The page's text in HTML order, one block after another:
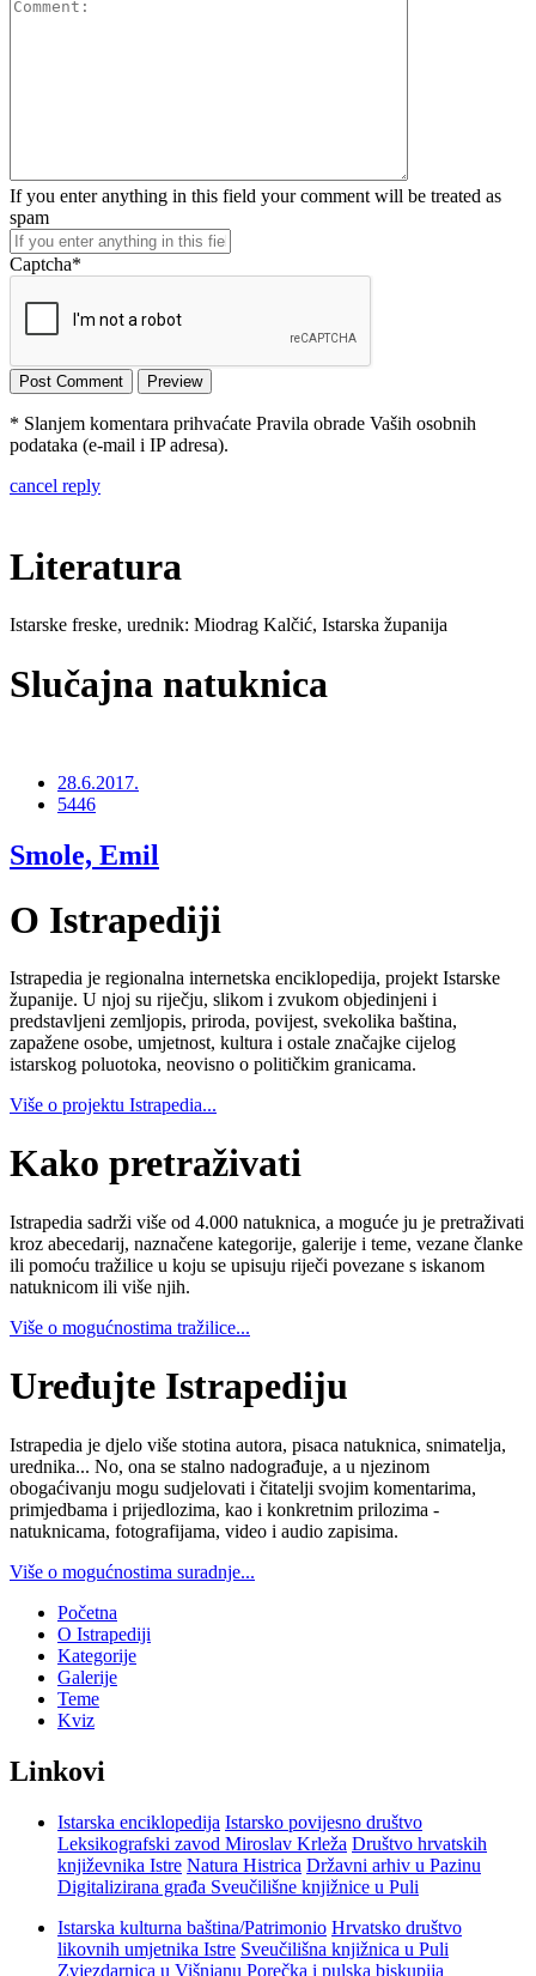
If you enter anything in this field your comment will be treated as
spam
Captcha*
* Slanjem komentara prihvaćate Pravila obrade Vaših osobnih
podataka (e-mail i IP adresa).
cancel reply
Literatura
Istarske freske, urednik: Miodrag Kalčić, Istarska županija
Slučajna natuknica
28.6.2017.
5446
Smole, Emil
O Istrapediji
Istrapedia je regionalna internetska enciklopedija, projekt Istarske
županije. U njoj su riječju, slikom i zvukom objedinjeni i
predstavljeni zemljopis, priroda, povijest, svekolika baština,
zapažene osobe, umjetnost, kultura i ostale značajke cijelog
istarskog poluotoka, neovisno o političkim granicama.
Više o projektu Istrapedia...
Kako pretraživati
Istrapedia sadrži više od 4.000 natuknica, a moguće ju je pretraživati
kroz abecedarij, naznačene kategorije, galerije i teme, vezane članke
ili pomoću tražilice u koju se upisuju riječi povezane s iskanom
natuknicom ili više njih.
Više o mogućnostima tražilice...
Uređujte Istrapediju
Istrapedia je djelo više stotina autora, pisaca natuknica, snimatelja,
urednika... No, ona se stalno nadograđuje, a u njezinom
obogaćivanju mogu sudjelovati i čitatelji svojim komentarima,
primjedbama i prijedlozima, kao i konkretnim prilozima -
natuknicama, fotografijama, video i audio zapisima.
Više o mogućnostima suradnje...
Početna
O Istrapediji
Kategorije
Galerije
Teme
Kviz
Linkovi
Istarska enciklopedija Istarsko povijesno društvo
Leksikografski zavod Miroslav Krleža Društvo hrvatskih
književnika Istre Natura Histrica Državni arhiv u Pazinu
Digitalizirana građa Sveučilišne knjižnice u Puli
Istarska kulturna baština/Patrimonio Hrvatsko društvo
likovnih umjetnika Istre Sveučilišna knjižnica u Puli
Zvjezdarnica u Višnjanu Porečka i pulska biskupija